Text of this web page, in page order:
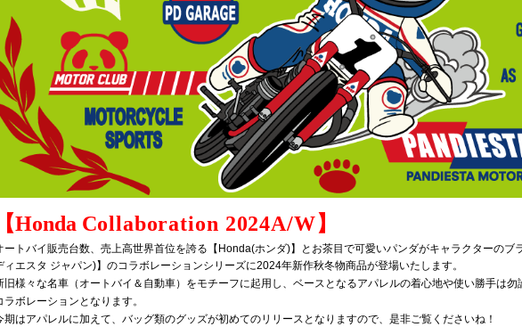
【Honda Collaboration 2024A/W】
ートバイ販売台数、売上高世界首位を誇る【Honda(ホンダ)】とお茶目で可愛いパンダがキャラクターのブ
ィエスタ ジャパン)】のコラボレーションシリーズに2024年新作秋冬物商品が登場いたします。
旧様々な名車（オートバイ＆自動車）をモチーフに起用し、ベースとなるアパレルの着心地や使い勝手は
ラボレーションとなります。
期はアパレルに加えて、バッグ類のグッズが初めてのリリースとなりますので、是非ご覧くださいね！